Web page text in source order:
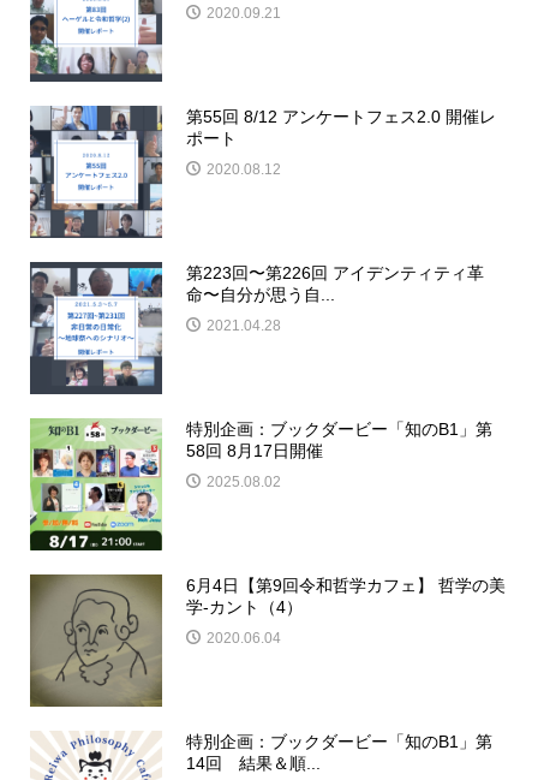
2020.09.21
第55回 8/12 アンケートフェス2.0 開催レ
ポート
2020.08.12
第223回〜第226回 アイデンティティ革
命〜自分が思う自...
2021.04.28
特別企画：ブックダービー「知のB1」第
58回 8月17日開催
2025.08.02
6月4日【第9回令和哲学カフェ】 哲学の美
学-カント（4）
2020.06.04
特別企画：ブックダービー「知のB1」第
14回 結果＆順...